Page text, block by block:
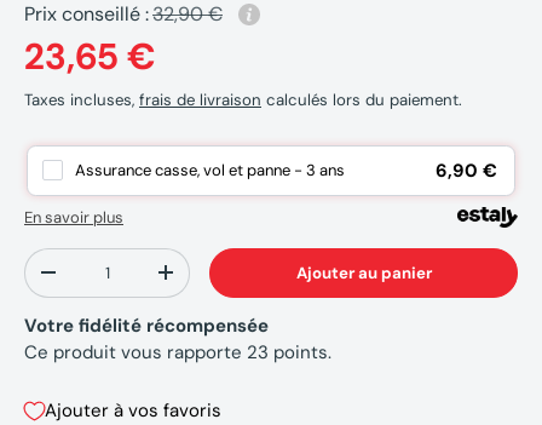
Prix conseillé :32,90 €
23,65 €
Taxes incluses, frais de livraison calculés lors du paiement.
Assurance casse, vol et panne - 3 ans 6,90 €
En savoir plus
Qté
-
+ Ajouter au panier
Votre fidélité récompensée
Ce produit vous rapporte 23 points.
Ajouter à vos favoris